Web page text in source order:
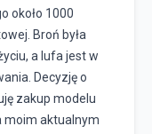
około 1000
Broń była
a lufa jest w
Decyzję o
zakup modelu
moim aktualnym